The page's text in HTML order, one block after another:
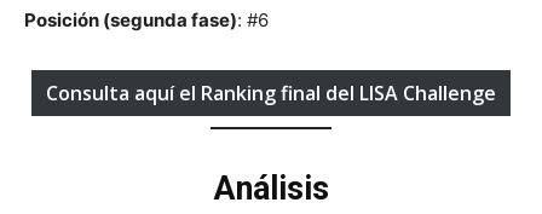
Posición (segunda fase): #6
Consulta aquí el Ranking final del LISA Challenge
Análisis